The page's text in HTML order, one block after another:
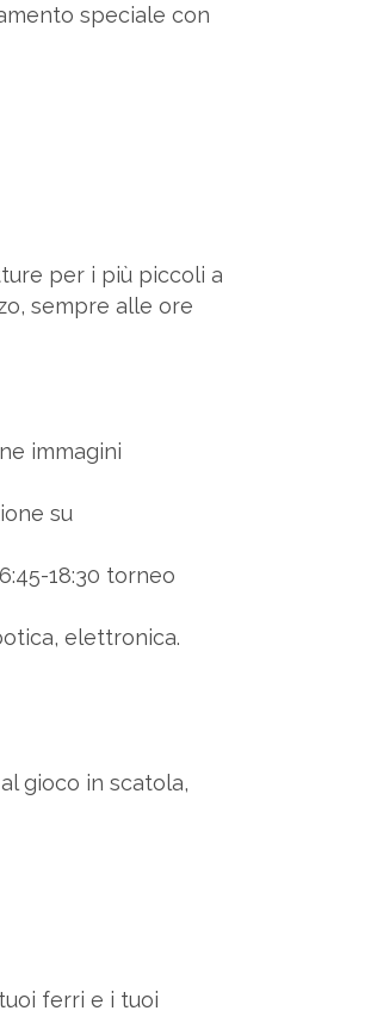
speciale con
per i più piccoli a
sempre alle ore
immagini
su
18:30 torneo
elettronica.
gioco in scatola,
ferri e i tuoi